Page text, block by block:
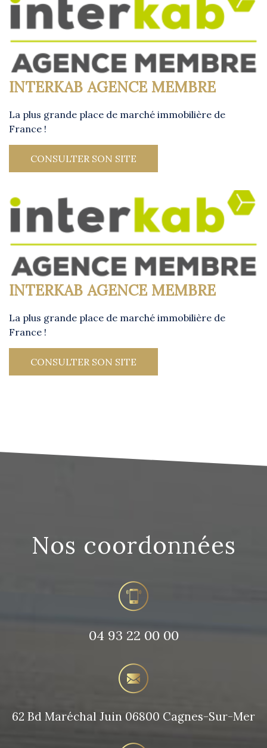
INTERKAB AGENCE MEMBRE
La plus grande place de marché immobilière de
France !
CONSULTER SON SITE
INTERKAB AGENCE MEMBRE
La plus grande place de marché immobilière de
France !
CONSULTER SON SITE
Nos coordonnées
04 93 22 00 00
62 Bd Maréchal Juin 06800 Cagnes-Sur-Mer